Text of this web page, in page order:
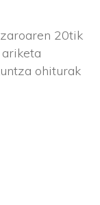
20tik
ohiturak